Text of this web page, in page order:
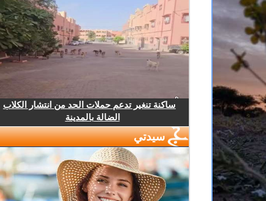
ساكنة تنغير تدعم حملات الحد من انتشار الكلاب
الضالة بالمدينة
سيدتي